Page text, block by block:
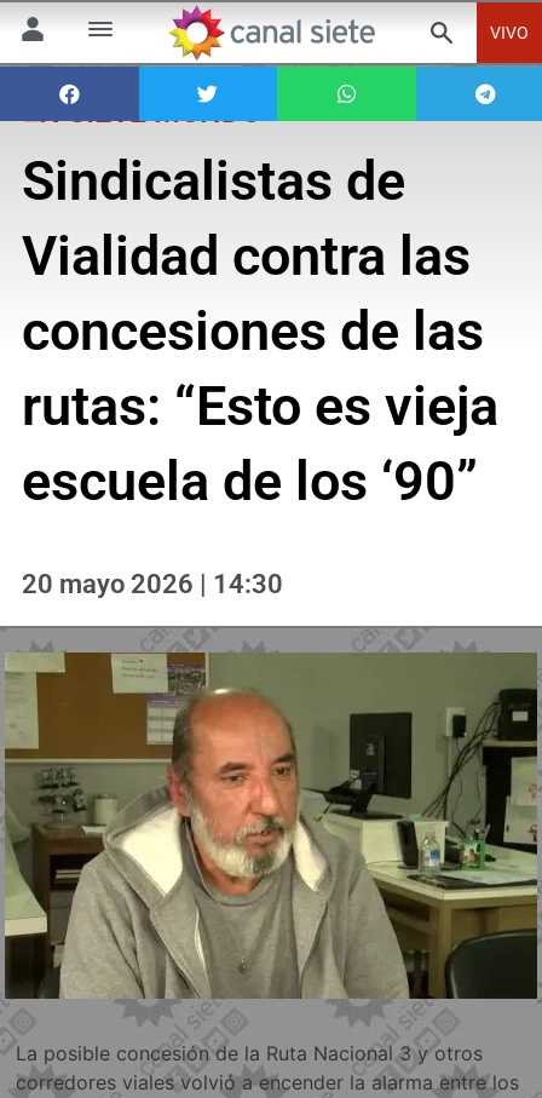
VIVO
EN SIETE MUNDO
Sindicalistas de
Vialidad contra las
concesiones de las
rutas: “Esto es vieja
escuela de los ‘90”
20 mayo 2026 | 14:30
La posible concesión de la Ruta Nacional 3 y otros
corredores viales volvió a encender la alarma entre los